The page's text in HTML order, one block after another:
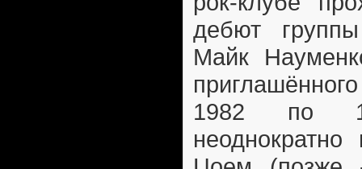
дебют
Майк
1982 по